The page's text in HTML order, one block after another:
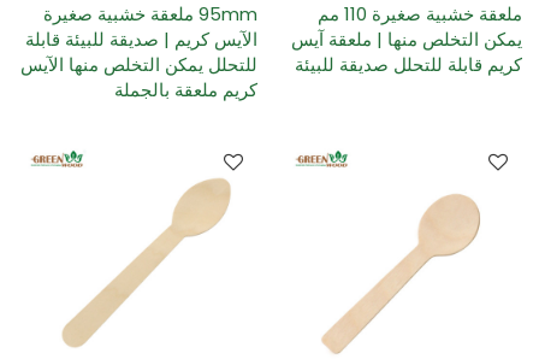
ملعقة خشبية صغيرة 110 مم
يمكن التخلص منها | ملعقة آيس
كريم قابلة للتحلل صديقة للبيئة
95mm ملعقة خشبية صغيرة
الآيس كريم | صديقة للبيئة قابلة
للتحلل يمكن التخلص منها الآيس
كريم ملعقة بالجملة